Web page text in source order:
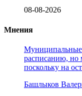
08-08-2026
Мнения
Муниципальные
расписанию, но
поскольку на
Башлыков